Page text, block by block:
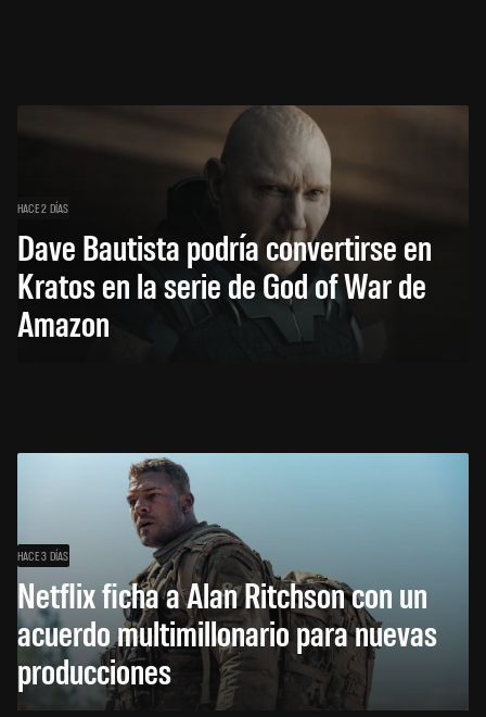
HACE 2 DÍAS
Dave Bautista podría convertirse en
Kratos en la serie de God of War de
Amazon
HACE 3 DÍAS
Netflix ficha a Alan Ritchson con un
acuerdo multimillonario para nuevas
producciones